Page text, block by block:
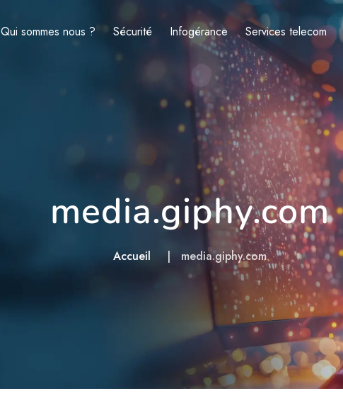
Qui sommes nous ? Sécurité Infogérance Services telecom
media.giphy.com
Accueil media.giphy.com